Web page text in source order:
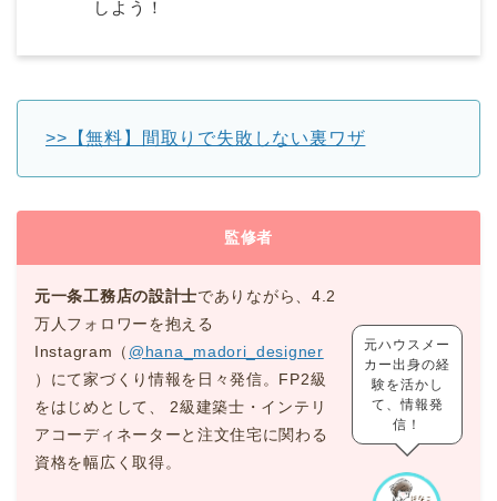
しよう！
>>【無料】間取りで失敗しない裏ワザ
監修者
元一条工務店の設計士でありながら、4.2
万人フォロワーを抱える
Instagram（ @hana_madori_designer
）にて家づくり情報を日々発信。FP2級
をはじめとして、 2級建築士・インテリ
アコーディネーターと注文住宅に関わる
資格を幅広く取得。
元ハウスメー
カー出身の経
験を活かし
て、情報発
信！